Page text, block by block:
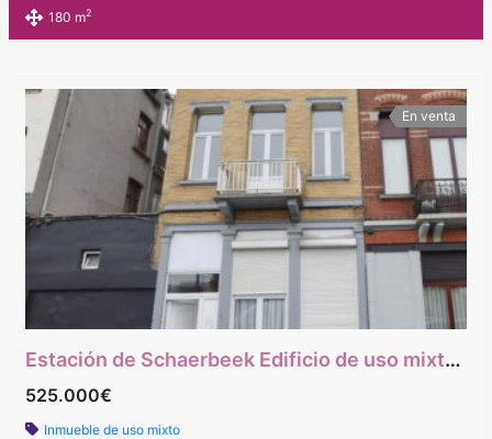
180 m2
En venta
Estación de Schaerbeek Edificio de uso mixto, planta baja: tiendas, 1.ª planta: un dormitorio, 2.ª y 3.ª planta: 3 dormitorios
525.000€
Inmueble de uso mixto